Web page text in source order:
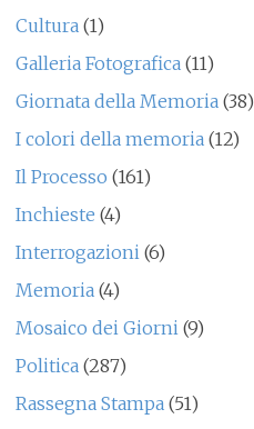
Cultura(1)
Galleria Fotografica(11)
Giornata della Memoria(38)
I colori della memoria(12)
Il Processo (161)
Inchieste (4)
Interrogazioni(6)
Memoria(4)
Mosaico dei Giorni(9)
Politica(287)
Rassegna Stampa(51)